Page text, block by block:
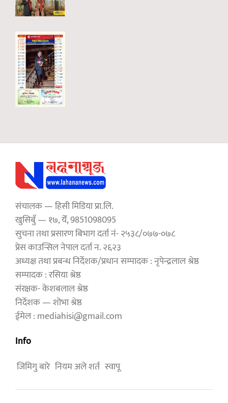
संचालक — हिसी मिडिया प्रा.लि.
खुसिबुँ — १७, येँ, 9851098095
सुचना तथा प्रसारण बिभाग दर्ता नं- २५३८/०७७-०७८
प्रेस काउन्सिल नेपाल दर्ता न. २६२३
अध्यक्ष तथा प्रबन्ध निर्देशक/प्रधान सम्पादक : नृपेन्द्रलाल श्रेष्ठ
सम्पादक : रसिया श्रेष्ठ
संरक्षक- केशबलाल श्रेष्ठ
निर्देशक — शोभा श्रेष्ठ
ईमेल : mediahisi@gmail.com
Info
जिमिगु बारे नियम अले शर्त स्वापू